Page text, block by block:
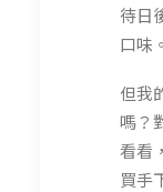
待日
口味。
但我
嗎？
看看
買手